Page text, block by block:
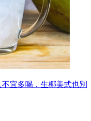
宜多喝，生椰美式也別